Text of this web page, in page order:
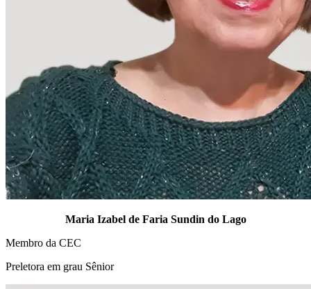
Maria Izabel de Faria Sundin do Lago
Membro da CEC
Preletora em grau Sênior